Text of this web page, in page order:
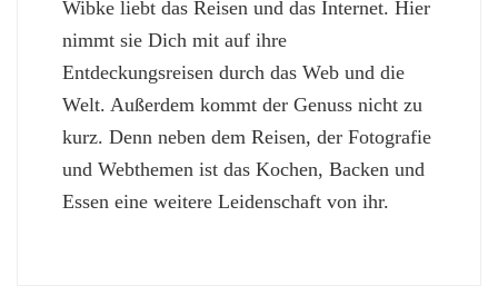
Wibke liebt das Reisen und das Internet. Hier
nimmt sie Dich mit auf ihre
Entdeckungsreisen durch das Web und die
Welt. Außerdem kommt der Genuss nicht zu
kurz. Denn neben dem Reisen, der Fotografie
und Webthemen ist das Kochen, Backen und
Essen eine weitere Leidenschaft von ihr.